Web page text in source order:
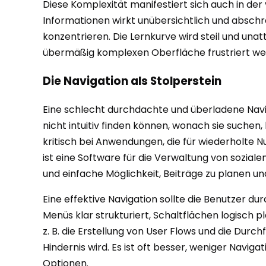
Diese Komplexität manifestiert sich auch in
Informationen wirkt unübersichtlich und
konzentrieren. Die Lernkurve wird steil und
übermäßig komplexen Oberfläche frustriert
Die Navigation als Stolperstein
Eine schlecht durchdachte und überladene
nicht intuitiv finden können, wonach sie
kritisch bei Anwendungen, die für wiederholte
ist eine Software für die Verwaltung von
und einfache Möglichkeit, Beiträge zu planen
Eine effektive Navigation sollte die Benutzer
Menüs klar strukturiert, Schaltflächen logisch
z. B. die Erstellung von User Flows und die
Hindernis wird. Es ist oft besser, weniger
Optionen.